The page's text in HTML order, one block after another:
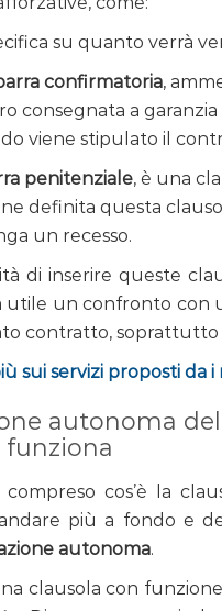
su quanto verrà
confirmatoria,
consegnata a
viene stipulato il
penitenziale, è una
definita questa
un recesso.
di inserire queste
utile un confronto con
contratto, soprattutto
sui servizi proposti da
autonoma
funziona
cos’è la
andare più a fondo e
autonoma.
clausola con funzione